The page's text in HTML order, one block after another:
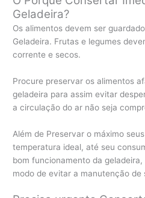
Geladeira?
Os alimentos devem ser
Geladeira. Frutas e legumes
corrente e secos.
Procure preservar os alimentos
geladeira para assim evitar
a circulação do ar não seja
Além de Preservar o máximo
temperatura ideal, até seu
bom funcionamento da
modo de evitar a manutenção de